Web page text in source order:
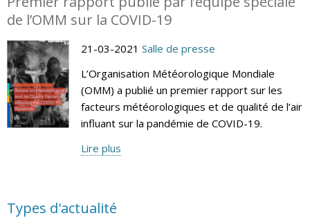
de l’OMM sur la COVID-19
21-03-2021 Salle de presse
L’Organisation Météorologique Mondiale
(OMM) a publié un premier rapport sur les
facteurs météorologiques et de qualité de l’air
influant sur la pandémie de COVID-19.
Lire plus
Types d'actualité